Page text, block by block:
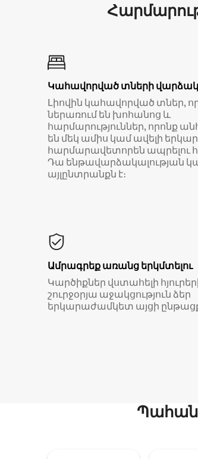
Կահավորված տների
Լիովին կահավորված տներ,
ներառում են խոհանոց և
հարմարություններ, որոնք
են մեկ ամիս կամ ավելի երկար
հարմարավետորեն ապրելու
Դա ենթավարձակալության
այլընտրանքն է։
Ամրագրեք առանց երկմտելու
Կարծիքներ վստահելի
շուրջօրյա աջակցություն ձեր
երկարաժամկետ այցի